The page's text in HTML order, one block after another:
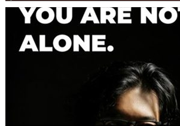
Grace
UM